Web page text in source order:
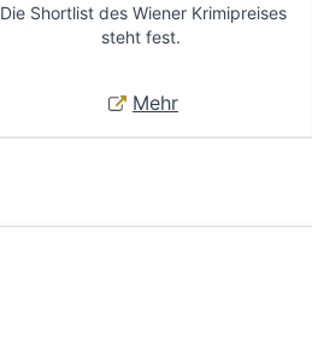
Die Shortlist des Wiener Krimipreises
steht fest.
Mehr